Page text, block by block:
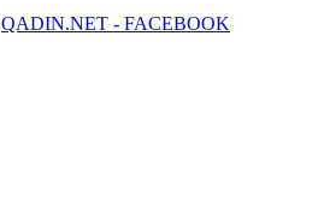
QADIN.NET - FACEBOOK